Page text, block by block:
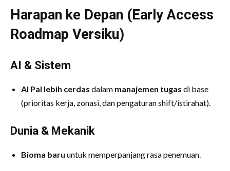
Harapan ke Depan (Early Access
Roadmap Versiku)
AI & Sistem
AI Pal lebih cerdas dalam manajemen tugas di base
(prioritas kerja, zonasi, dan pengaturan shift/istirahat).
Dunia & Mekanik
Bioma baru untuk memperpanjang rasa penemuan.